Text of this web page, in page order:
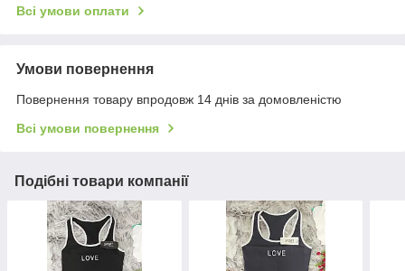
Всі умови оплати
Умови повернення
Повернення товару впродовж 14 днів за домовленістю
Всі умови повернення
Подібні товари компанії